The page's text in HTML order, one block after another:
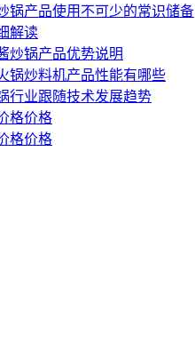
锅产品使用不可少的常识储备
解读
炒锅产品优势说明
锅炒料机产品性能有哪些
行业跟随技术发展趋势
格价格
格价格